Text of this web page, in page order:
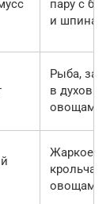
пару с
и
Рыба,
в духовке
овощами
Жаркое из
овощами